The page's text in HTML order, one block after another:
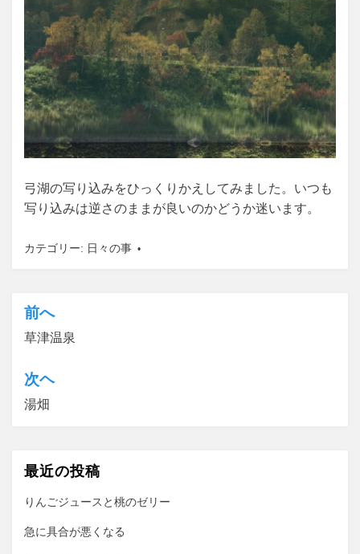
弓湖の写り込みをひっくりかえしてみました。いつも
写り込みは逆さのままが良いのかどうか迷います。
カテゴリー: 日々の事
投
稿
ナ
ビ
シ
ョ
ン
前へ
草津温泉
次ヘ
湯畑
最近の投稿
りんごジュースと桃のゼリー
急に具合が悪くなる